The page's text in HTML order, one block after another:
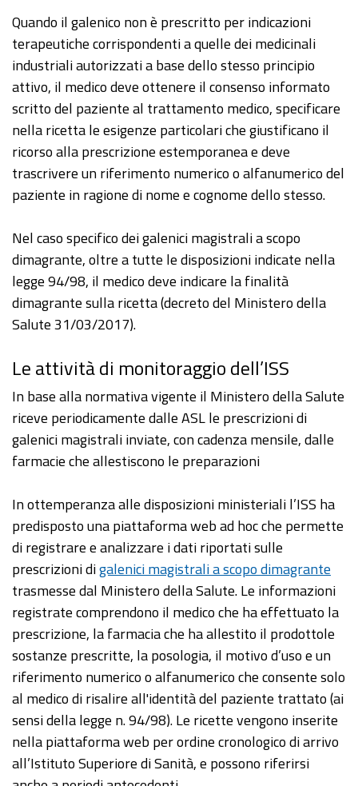
Quando il galenico non è prescritto per indicazioni
terapeutiche corrispondenti a quelle dei medicinali
industriali autorizzati a base dello stesso principio
attivo, il medico deve ottenere il consenso informato
scritto del paziente al trattamento medico, specificare
nella ricetta le esigenze particolari che giustificano il
ricorso alla prescrizione estemporanea e deve
trascrivere un riferimento numerico o alfanumerico del
paziente in ragione di nome e cognome dello stesso.
Nel caso specifico dei galenici magistrali a scopo
dimagrante, oltre a tutte le disposizioni indicate nella
legge 94/98, il medico deve indicare la finalità
dimagrante sulla ricetta (decreto del Ministero della
Salute 31/03/2017).
Le attività di monitoraggio dell’ISS
In base alla normativa vigente il Ministero della Salute
riceve periodicamente dalle ASL le prescrizioni di
galenici magistrali inviate, con cadenza mensile, dalle
farmacie che allestiscono le preparazioni
In ottemperanza alle disposizioni ministeriali l’ISS ha
predisposto una piattaforma web ad hoc che permette
di registrare e analizzare i dati riportati sulle
prescrizioni digalenici magistrali a scopo dimagrante
trasmesse dal Ministero della Salute. Le informazioni
registrate comprendono il medico che ha effettuato la
prescrizione, la farmacia che ha allestito il prodottole
sostanze prescritte, la posologia, il motivo d’uso e un
riferimento numerico o alfanumerico che consente solo
al medico di risalire all'identità del paziente trattato (ai
sensi della legge n. 94/98). Le ricette vengono inserite
nella piattaforma web per ordine cronologico di arrivo
all’Istituto Superiore di Sanità, e possono riferirsi